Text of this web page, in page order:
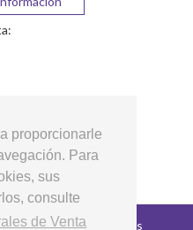
proporcionarle
Para
sus
consulte
de Venta
Todos los derechos